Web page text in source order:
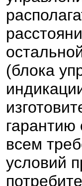
(блока
гарантию
всем
условий